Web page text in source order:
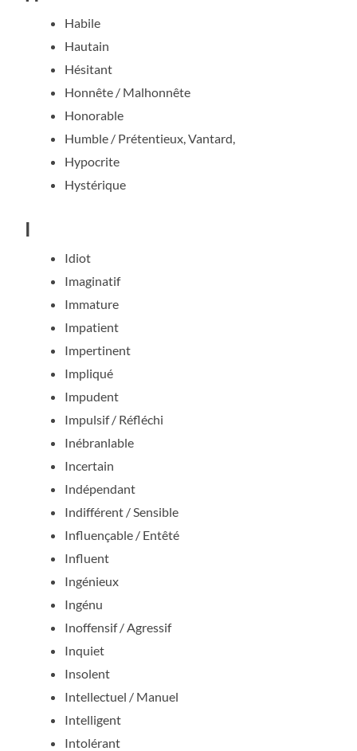
Habile
Hautain
Hésitant
Honnête / Malhonnête
Honorable
Humble / Prétentieux, Vantard,
Hypocrite
Hystérique
I
Idiot
Imaginatif
Immature
Impatient
Impertinent
Impliqué
Impudent
Impulsif / Réfléchi
Inébranlable
Incertain
Indépendant
Indifférent / Sensible
Influençable / Entêté
Influent
Ingénieux
Ingénu
Inoffensif / Agressif
Inquiet
Insolent
Intellectuel / Manuel
Intelligent
Intolérant